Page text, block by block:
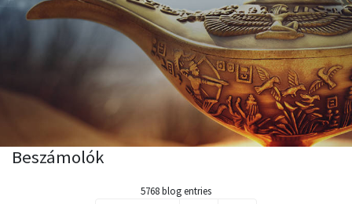
Beszámolók
5768 blog entries